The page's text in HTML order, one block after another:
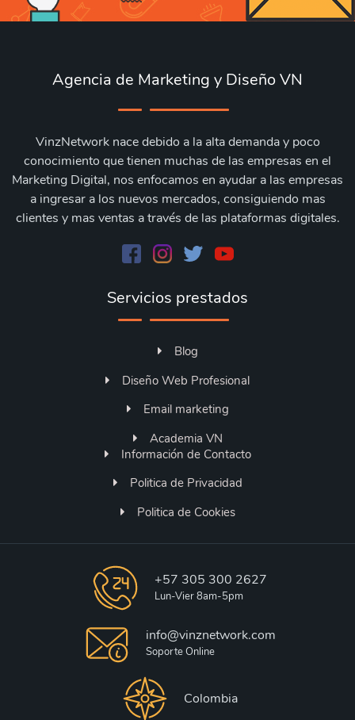
Agencia de Marketing y Diseño VN
VinzNetwork nace debido a la alta demanda y poco
conocimiento que tienen muchas de las empresas en el
Marketing Digital, nos enfocamos en ayudar a las empresas
a ingresar a los nuevos mercados, consiguiendo mas
clientes y mas ventas a través de las plataformas digitales.
Servicios prestados
Blog
Diseño Web Profesional
Email marketing
Academia VN
Información de Contacto
Politica de Privacidad
Politica de Cookies
+57 305 300 2627
Lun-Vier 8am-5pm
info@vinznetwork.com
Soporte Online
Colombia